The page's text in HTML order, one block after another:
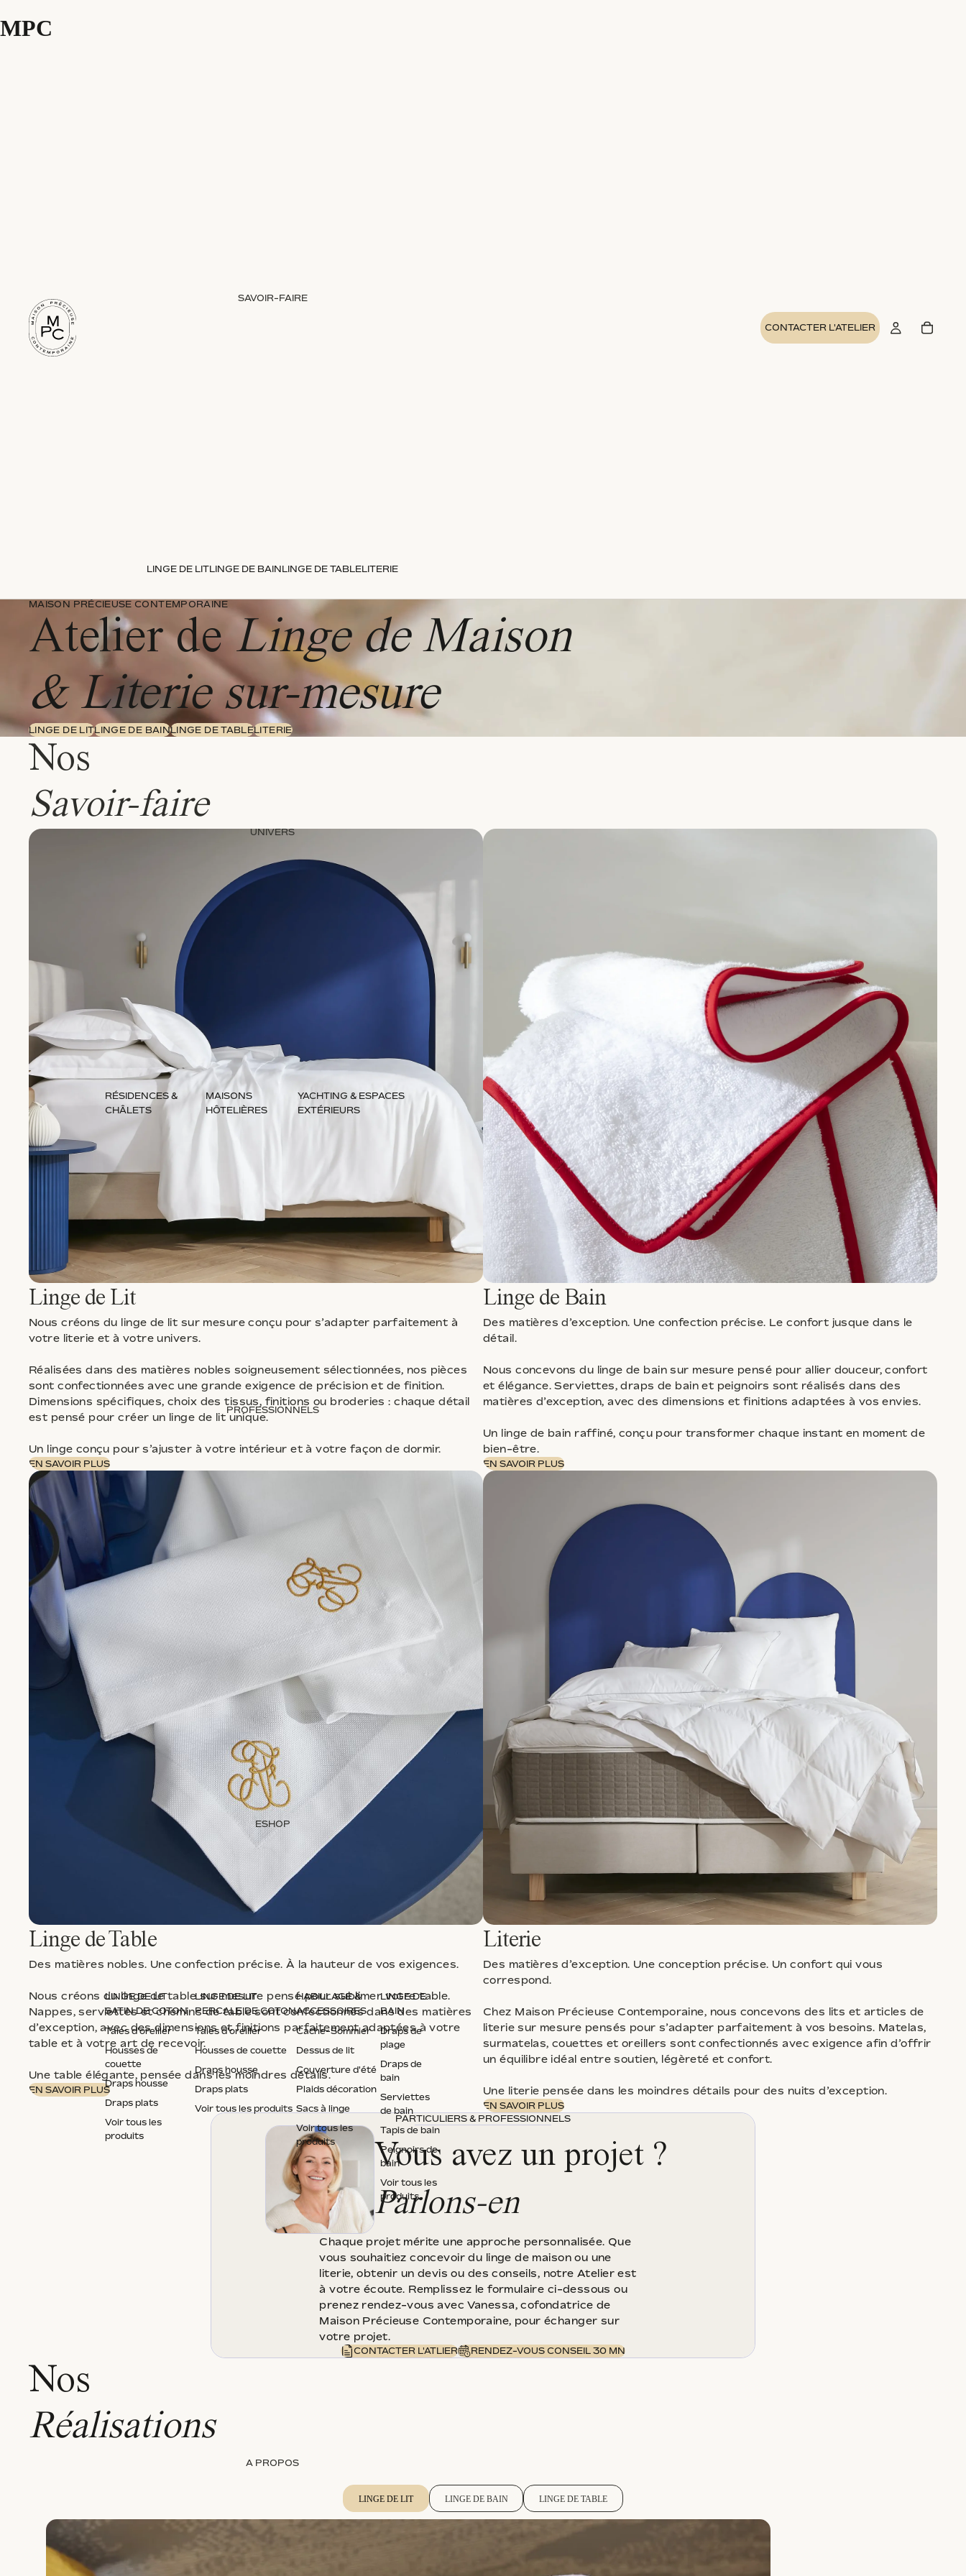
MPC
SAVOIR-FAIRE
LINGE DE LITLINGE DE BAINLINGE DE TABLELITERIE
UNIVERS
RÉSIDENCES &
CHÂLETS
MAISONS
HÔTELIÈRES
YACHTING & ESPACES
EXTÉRIEURS
PROFESSIONNELS
ESHOP
LINGE DE LIT
SATIN DE COTON
Taies d'oreiller
Housses de
couette
Draps housse
Draps plats
Voir tous les
produits
LINGE DE LIT
PERCALE DE COTON
Taies d'oreiller
Housses de couette
Draps housse
Draps plats
Voir tous les produits
HABILLAGE &
ACCESSOIRES
Cache-Sommier
Dessus de lit
Couverture d'été
Plaids décoration
Sacs à linge
Voir tous les
produits
LINGE DE
BAIN
Draps de
plage
Draps de
bain
Serviettes
de bain
Tapis de bain
Peignoirs de
bain
Voir tous les
produits
A PROPOS
CONTACTER L'ATELIER
MAISON PRÉCIEUSE CONTEMPORAINE
Atelier deLinge de Maison
& Literie sur-mesure
LINGE DE LITLINGE DE BAINLINGE DE TABLELITERIE
Nos
Savoir-faire
Linge de Lit
Nous créons du linge de lit sur mesure conçu pour s’adapter parfaitement à
votre literie et à votre univers.
Réalisées dans des matières nobles soigneusement sélectionnées, nos pièces
sont confectionnées avec une grande exigence de précision et de finition.
Dimensions spécifiques, choix des tissus, finitions ou broderies : chaque détail
est pensé pour créer un linge de lit unique.
Un linge conçu pour s’ajuster à votre intérieur et à votre façon de dormir.
EN SAVOIR PLUS
Linge de Bain
Des matières d’exception. Une confection précise. Le confort jusque dans le
détail.
Nous concevons du linge de bain sur mesure pensé pour allier douceur, confort
et élégance. Serviettes, draps de bain et peignoirs sont réalisés dans des
matières d’exception, avec des dimensions et finitions adaptées à vos envies.
Un linge de bain raffiné, conçu pour transformer chaque instant en moment de
bien-être.
EN SAVOIR PLUS
Linge de Table
Des matières nobles. Une confection précise. À la hauteur de vos exigences.
Nous créons du linge de table sur mesure pensé pour sublimer votre table.
Nappes, serviettes et chemins de table sont confectionnés dans des matières
d’exception, avec des dimensions et finitions parfaitement adaptées à votre
table et à votre art de recevoir.
Une table élégante, pensée dans les moindres détails.
EN SAVOIR PLUS
Literie
Des matières d’exception. Une conception précise. Un confort qui vous
correspond.
Chez Maison Précieuse Contemporaine, nous concevons des lits et articles de
literie sur mesure pensés pour s’adapter parfaitement à vos besoins. Matelas,
surmatelas, couettes et oreillers sont confectionnés avec exigence afin d’offrir
un équilibre idéal entre soutien, légèreté et confort.
Une literie pensée dans les moindres détails pour des nuits d’exception.
EN SAVOIR PLUS
PARTICULIERS & PROFESSIONNELS
Vous avez un projet ?
Parlons-en
Chaque projet mérite une approche personnalisée. Que
vous souhaitiez concevoir du linge de maison ou une
literie, obtenir un devis ou des conseils, notre Atelier est
à votre écoute. Remplissez le formulaire ci-dessous ou
prenez rendez-vous avec Vanessa, cofondatrice de
Maison Précieuse Contemporaine, pour échanger sur
votre projet.
CONTACTER L'ATLIER RENDEZ-VOUS CONSEIL 30 MN
Nos
Réalisations
LINGE DE LIT LINGE DE BAIN LINGE DE TABLE